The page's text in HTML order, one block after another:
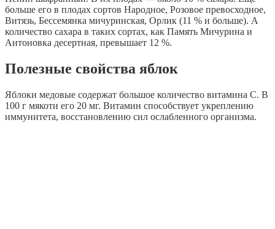
больше его в плодах сортов Народное, Розовое превосходное,
Витязь, Бессемянка мичуринская, Орлик (11 % и больше). А
количество сахара в таких сортах, как Память Мичурина и
Антоновка десертная, превышает 12 %.
Полезные свойства яблок
Яблоки медовые содержат большое количество витамина С. В
100 г мякоти его 20 мг. Витамин способствует укреплению
иммунитета, восстановлению сил ослабленного организма.